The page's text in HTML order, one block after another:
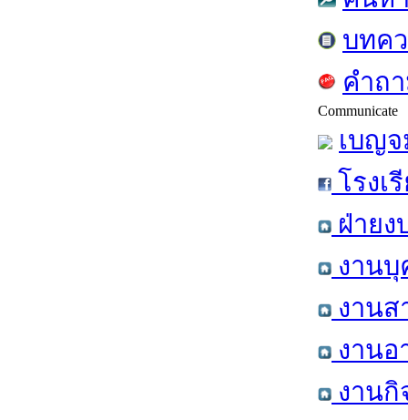
บทค
คำถ
Communicate
เบญ
โรงเ
ฝ่าย
งานบุ
งานส
งานอ
งาน